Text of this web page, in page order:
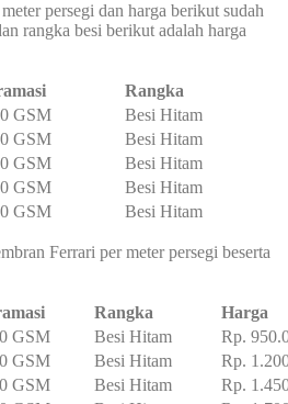
persegi dan harga berikut sudah
rangka besi berikut adalah harga
Rangka
GSM
Besi Hitam
GSM
Besi Hitam
GSM
Besi Hitam
GSM
Besi Hitam
GSM Besi Hitam
Ferrari per meter persegi beserta
Rangka
Harga
GSM Besi Hitam
Rp.
GSM Besi Hitam
Rp.
GSM Besi Hitam
Rp.